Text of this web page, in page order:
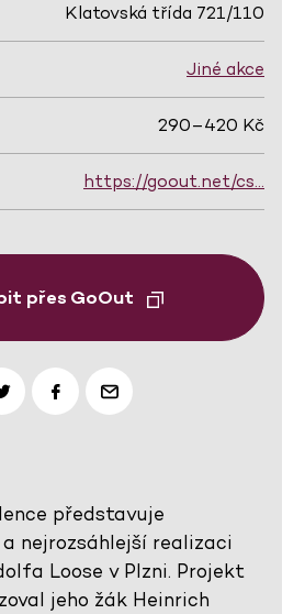
Klatovská třída 721/110
Jiné akce
290–420 Kč
https://goout.net/cs…
přes GoOut
představuje
nejrozsáhlejší realizaci
Loose v Plzni. Projekt
jeho žák Heinrich